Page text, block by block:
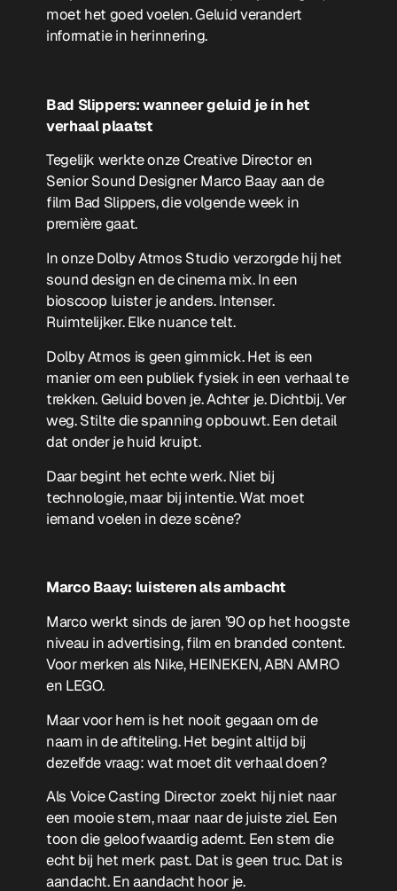
moet het goed voelen. Geluid verandert
informatie in herinnering.
Bad Slippers: wanneer geluid je ín het
verhaal plaatst
Tegelijk werkte onze Creative Director en
Senior Sound Designer Marco Baay aan de
film Bad Slippers, die volgende week in
première gaat.
In onze Dolby Atmos Studio verzorgde hij het
sound design en de cinema mix. In een
bioscoop luister je anders. Intenser.
Ruimtelijker. Elke nuance telt.
Dolby Atmos is geen gimmick. Het is een
manier om een publiek fysiek in een verhaal te
trekken. Geluid boven je. Achter je. Dichtbij. Ver
weg. Stilte die spanning opbouwt. Een detail
dat onder je huid kruipt.
Daar begint het echte werk. Niet bij
technologie, maar bij intentie. Wat moet
iemand voelen in deze scène?
Marco Baay: luisteren als ambacht
Marco werkt sinds de jaren ’90 op het hoogste
niveau in advertising, film en branded content.
Voor merken als Nike, HEINEKEN, ABN AMRO
en LEGO.
Maar voor hem is het nooit gegaan om de
naam in de aftiteling. Het begint altijd bij
dezelfde vraag: wat moet dit verhaal doen?
Als Voice Casting Director zoekt hij niet naar
een mooie stem, maar naar de juiste ziel. Een
toon die geloofwaardig ademt. Een stem die
echt bij het merk past. Dat is geen truc. Dat is
aandacht. En aandacht hoor je.